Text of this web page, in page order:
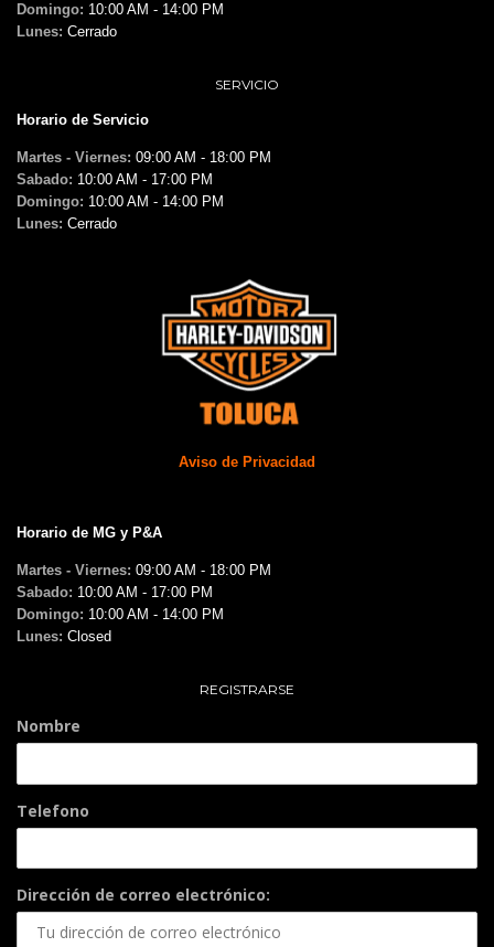
Domingo: 10:00 AM - 14:00 PM
Lunes: Cerrado
SERVICIO
Horario de Servicio
Martes - Viernes: 09:00 AM - 18:00 PM
Sabado: 10:00 AM - 17:00 PM
Domingo: 10:00 AM - 14:00 PM
Lunes: Cerrado
Aviso de Privacidad
Horario de MG y P&A
Martes - Viernes: 09:00 AM - 18:00 PM
Sabado: 10:00 AM - 17:00 PM
Domingo: 10:00 AM - 14:00 PM
Lunes: Closed
REGISTRARSE
Nombre
Telefono
Dirección de correo electrónico: